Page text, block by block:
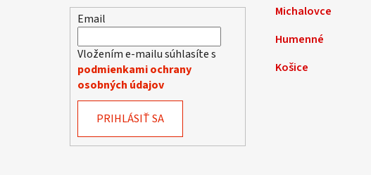
Email
Vložením e-mailu súhlasíte s
podmienkami ochrany
osobných údajov
PRIHLÁSIŤ SA
Michalovce
Humenné
Košice